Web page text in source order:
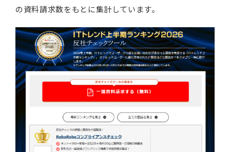
の資料請求数をもとに集計しています。